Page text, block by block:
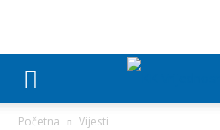
Početna Vijesti